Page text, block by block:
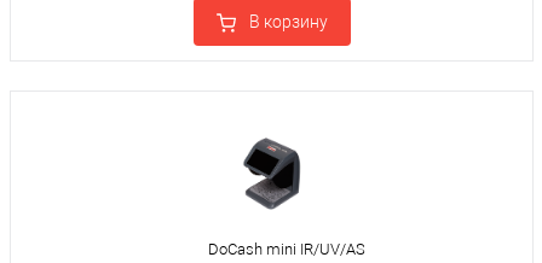
В корзину
DoCash mini IR/UV/AS